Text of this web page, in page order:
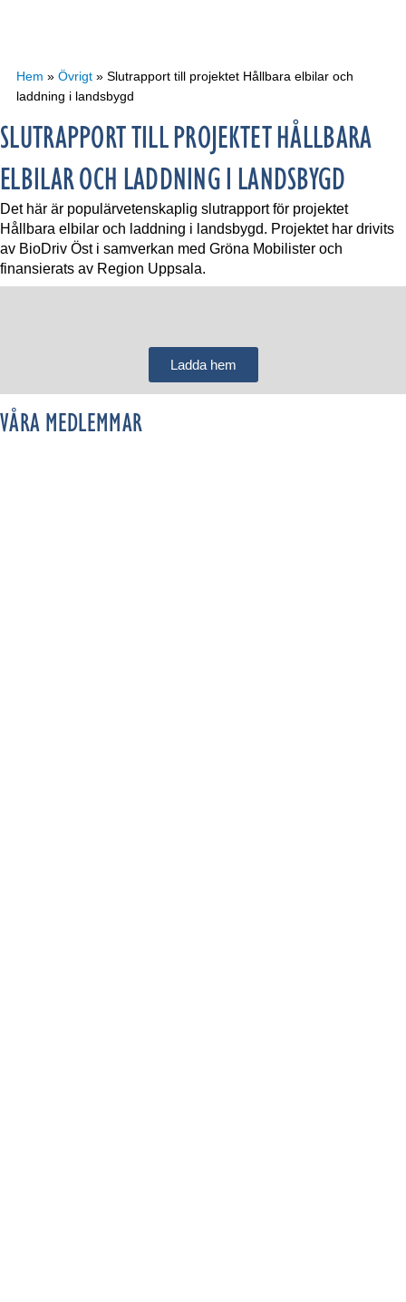
Hem » Övrigt » Slutrapport till projektet Hållbara elbilar och
laddning i landsbygd
SLUTRAPPORT TILL PROJEKTET HÅLLBARA
ELBILAR OCH LADDNING I LANDSBYGD
Det här är populärvetenskaplig slutrapport för projektet
Hållbara elbilar och laddning i landsbygd. Projektet har drivits
av BioDriv Öst i samverkan med Gröna Mobilister och
finansierats av Region Uppsala.
Ladda hem
VÅRA MEDLEMMAR